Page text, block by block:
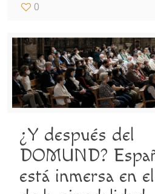
0
¿Y después del
DOMUND?
está inmersa en